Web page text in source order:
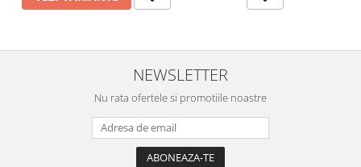
NEWSLETTER
Nu rata ofertele si promotiile noastre